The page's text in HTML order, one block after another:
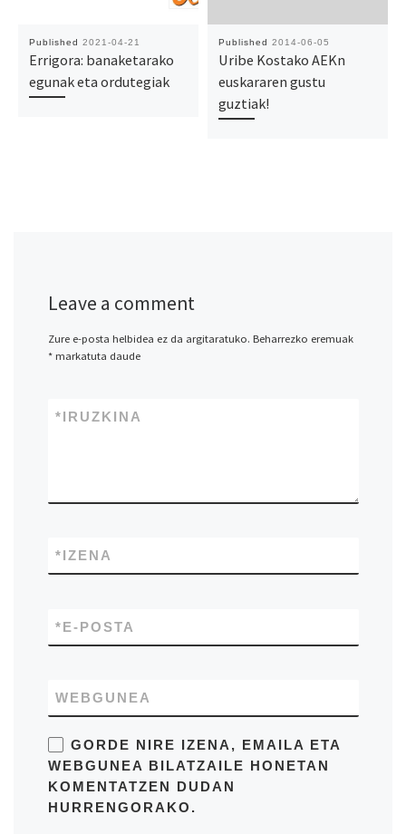
Published 2021-04-21
Errigora: banaketarako
egunak eta ordutegiak
Published 2014-06-05
Uribe Kostako AEKn
euskararen gustu
guztiak!
Leave a comment
Zure e-posta helbidea ez da argitaratuko. Beharrezko eremuak
*markatuta daude
IRUZKINA
*
IZENA
*
E-POSTA
*
WEBGUNEA
GORDE NIRE IZENA, EMAILA ETA
WEBGUNEA BILATZAILE HONETAN
KOMENTATZEN DUDAN
HURRENGORAKO.